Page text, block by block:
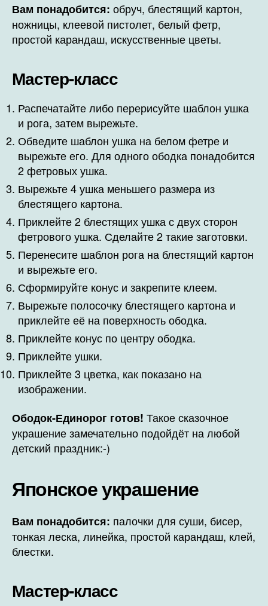
Вам понадобится: обруч, блестящий картон,
ножницы, клеевой пистолет, белый фетр,
простой карандаш, искусственные цветы.
Мастер-класс
Распечатайте либо перерисуйте шаблон ушка
и рога, затем вырежьте.
Обведите шаблон ушка на белом фетре и
вырежьте его. Для одного ободка понадобится
2 фетровых ушка.
Вырежьте 4 ушка меньшего размера из
блестящего картона.
Приклейте 2 блестящих ушка с двух сторон
фетрового ушка. Сделайте 2 такие заготовки.
Перенесите шаблон рога на блестящий картон
и вырежьте его.
Сформируйте конус и закрепите клеем.
Вырежьте полосочку блестящего картона и
приклейте её на поверхность ободка.
Приклейте конус по центру ободка.
Приклейте ушки.
Приклейте 3 цветка, как показано на
изображении.
Ободок-Единорог готов! Такое сказочное
украшение замечательно подойдёт на любой
детский праздник:-)
Японское украшение
Вам понадобится: палочки для суши, бисер,
тонкая леска, линейка, простой карандаш, клей,
блестки.
Мастер-класс